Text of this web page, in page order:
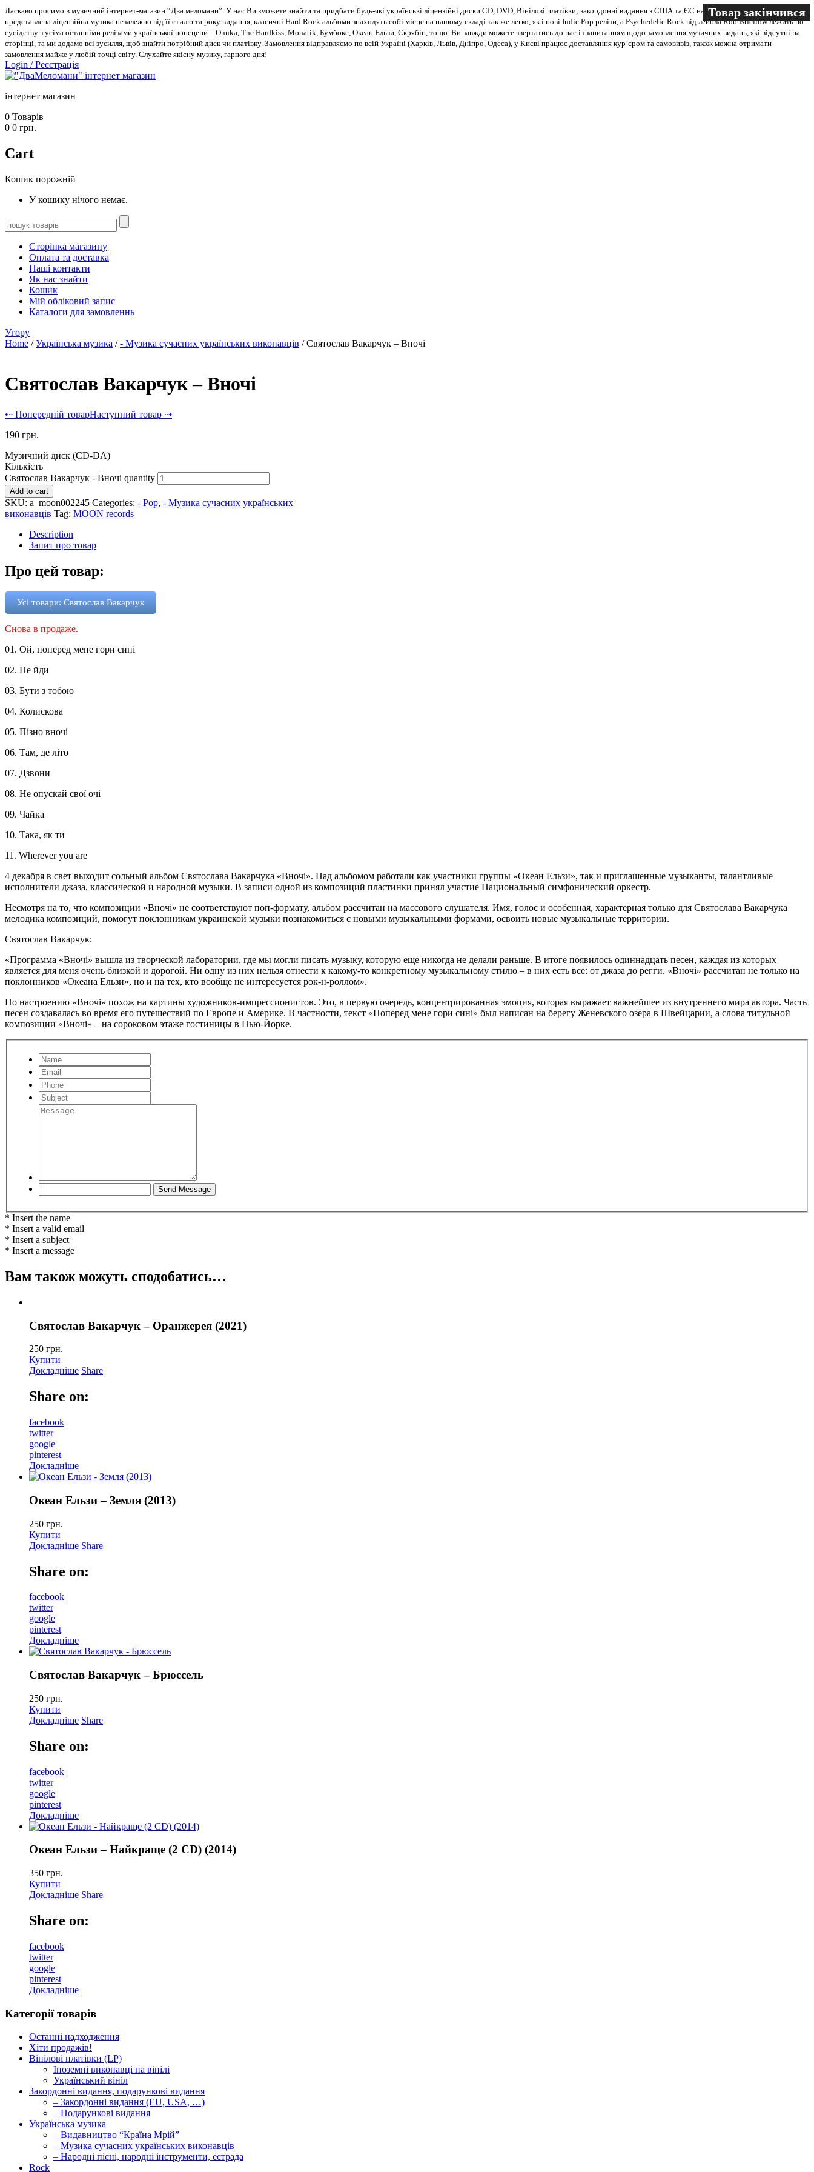
Ласкаво просимо в музичний інтернет-магазин “Два меломани”. У нас Ви зможете знайти та придбати будь-які українські ліцензійні диски CD, DVD, Вінілові платівки; закордонні видання з США та ЄС на всіх носіях. В магазині
представлена ліцензійна музика незалежно від її стилю та року видання, класичні Hard Rock альбоми знаходять собі місце на нашому складі так же легко, як і нові Indie Pop релізи, а Psychedelic Rock від лейбла Robustfellow лежить по
сусідству з усіма останніми релізами української попсцени – Onuka, The Hardkiss, Monatik, Бумбокс, Океан Ельзи, Скрябін, тощо. Ви завжди можете звертатись до нас із запитанням щодо замовлення музичних видань, які відсутні на
сторінці, та ми додамо всі зусилля, щоб знайти потрібний диск чи платівку. Замовлення відправляємо по всій Україні (Харків, Львів, Дніпро, Одеса), у Києві працює доставляння кур’єром та самовивіз, також можна отримати
замовлення майже у любій точці світу. Слухайте якісну музику, гарного дня!
Login /Реєстрація
інтернет магазин
0 Товарів
0 0 грн.
Cart
Кошик порожній
У кошику нічого немає.
Сторінка магазину
Оплата та доставка
Наші контакти
Як нас знайти
Кошик
Мій обліковий запис
Каталоги для замовленнь
Угору
Home /Українська музика /- Музика сучасних українських виконавців / Святослав Вакарчук – Вночі
Святослав Вакарчук – Вночі
⇠ Попередній товарНаступний товар ⇢
190 грн.
Музичний диск (CD-DA)
Кількість
Святослав Вакарчук - Вночі quantity
Add to cart
SKU: a_moon002245 Categories: - Pop, - Музика сучасних українських
виконавців Tag: MOON records
Description
Запит про товар
Про цей товар:
Усі товари: Святослав Вакарчук
Снова в продаже.
01. Ой, поперед мене гори сині
02. Не йди
03. Бути з тобою
04. Колискова
05. Пізно вночі
06. Там, де літо
07. Дзвони
08. Не опускай свої очі
09. Чайка
10. Така, як ти
11. Wherever you are
4 декабря в свет выходит сольный альбом Святослава Вакарчука «Вночі». Над альбомом работали как участники группы «Океан Ельзи», так и приглашенные музыканты, талантливые
исполнители джаза, классической и народной музыки. В записи одной из композиций пластинки принял участие Национальный симфонический оркестр.
Несмотря на то, что композиции «Вночі» не соответствуют поп-формату, альбом рассчитан на массового слушателя. Имя, голос и особенная, характерная только для Святослава Вакарчука
мелодика композиций, помогут поклонникам украинской музыки познакомиться с новыми музыкальными формами, освоить новые музыкальные территории.
Святослав Вакарчук:
«Программа «Вночі» вышла из творческой лаборатории, где мы могли писать музыку, которую еще никогда не делали раньше. В итоге появилось одиннадцать песен, каждая из которых
является для меня очень близкой и дорогой. Ни одну из них нельзя отнести к какому-то конкретному музыкальному стилю – в них есть все: от джаза до регги. «Вночі» рассчитан не только на
поклонников «Океана Ельзи», но и на тех, кто вообще не интересуется рок-н-роллом».
По настроению «Вночі» похож на картины художников-импрессионистов. Это, в первую очередь, концентрированная эмоция, которая выражает важнейшее из внутреннего мира автора. Часть
песен создавалась во время его путешествий по Европе и Америке. В частности, текст «Поперед мене гори сині» был написан на берегу Женевского озера в Швейцарии, а слова титульной
композиции «Вночі» – на сороковом этаже гостиницы в Нью-Йорке.
* Insert the name
* Insert a valid email
* Insert a subject
* Insert a message
Вам також можуть сподобатись…
Святослав Вакарчук – Оранжерея (2021)
250 грн.
Купити
Докладніше Share
Share on:
facebook
twitter
google
pinterest
Докладніше
Океан Ельзи – Земля (2013)
250 грн.
Купити
Докладніше Share
Share on:
facebook
twitter
google
pinterest
Докладніше
Святослав Вакарчук – Брюссель
250 грн.
Купити
Докладніше Share
Share on:
facebook
twitter
google
pinterest
Докладніше
Океан Ельзи – Найкраще (2 CD) (2014)
350 грн.
Купити
Докладніше Share
Share on:
facebook
twitter
google
pinterest
Докладніше
Категорії товарів
Останні надходження
Хіти продажів!
Вінілові платівки (LP)
Іноземні виконавці на вінілі
Український вініл
Закордонні видання, подарункові видання
– Закордонні видання (EU, USA, …)
– Подарункові видання
Українська музика
– Видавництво “Країна Мрій”
– Музика сучасних українських виконавців
– Народні пісні, народні інструменти, естрада
Rock
Товар закінчився
Товар закінчився